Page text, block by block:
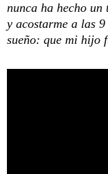
nunca ha hecho un
y acostarme a las
sueño: que mi hijo